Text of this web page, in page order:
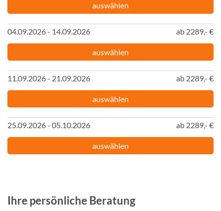
auswählen
04.09.2026 - 14.09.2026 ab 2289,- €
auswählen
11.09.2026 - 21.09.2026 ab 2289,- €
auswählen
25.09.2026 - 05.10.2026 ab 2289,- €
auswählen
Ihre persönliche Beratung